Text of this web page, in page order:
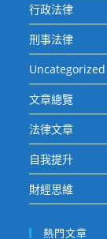
行政法律
刑事法律
Uncategorized
文章總覽
法律文章
自我提升
財經思維
熱門文章